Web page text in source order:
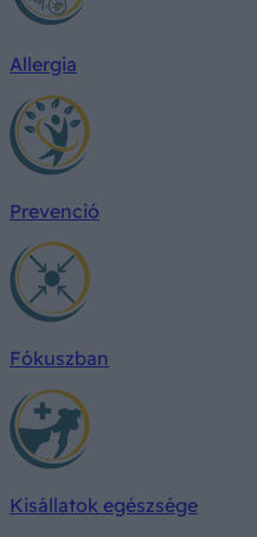
Allergia
Prevenció
Fókuszban
Kisállatok egészsége